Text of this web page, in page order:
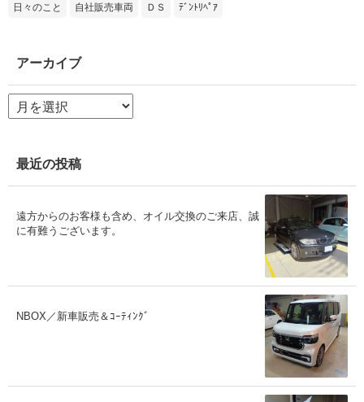
日々のこと 自社販売車両 ＤＳ ﾃﾞﾝﾄﾘﾍﾟｱ
アーカイブ
ア
ー
ブ
最近の投稿
遠方からのお客様も含め、オイル交換のご来店、誠
に有難うございます。
NBOX／新車販売＆ｺｰﾃｨﾝｸﾞ